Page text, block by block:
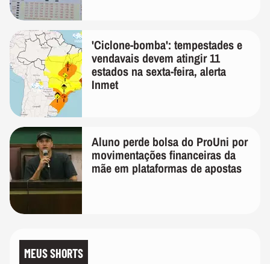
'Ciclone-bomba': tempestades e
vendavais devem atingir 11
estados na sexta-feira, alerta
Inmet
Aluno perde bolsa do ProUni por
movimentações financeiras da
mãe em plataformas de apostas
MEUS SHORTS